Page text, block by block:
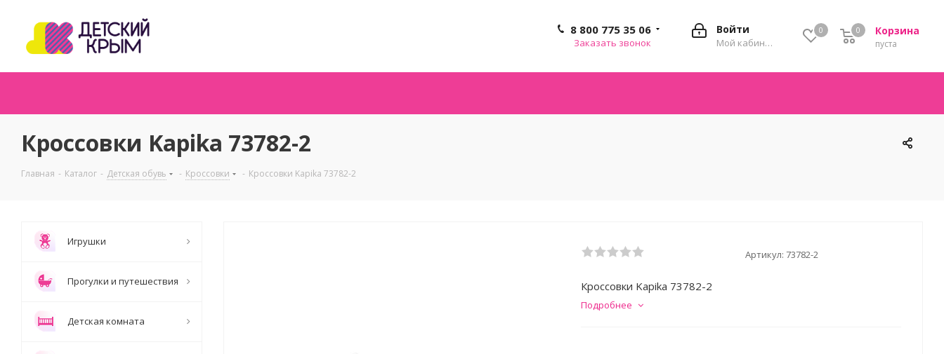
0 Корзина
0
пуста
0
Войти
Мой кабинет
8 800 775 35 06
Заказать звонок
Кроссовки Kapika 73782-2
Главная - Каталог - Детская обувь - Кроссовки - Кроссовки Kapika 73782-2
Артикул: 73782-2
Кроссовки Kapika 73782-2
Подробнее
Игрушки
Прогулки и путешествия
Детская комната